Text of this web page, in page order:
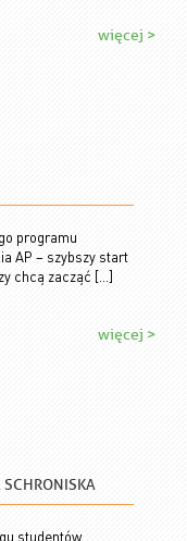
więcej >
programu
AP – szybszy start
chcą zacząć […]
więcej >
studentów